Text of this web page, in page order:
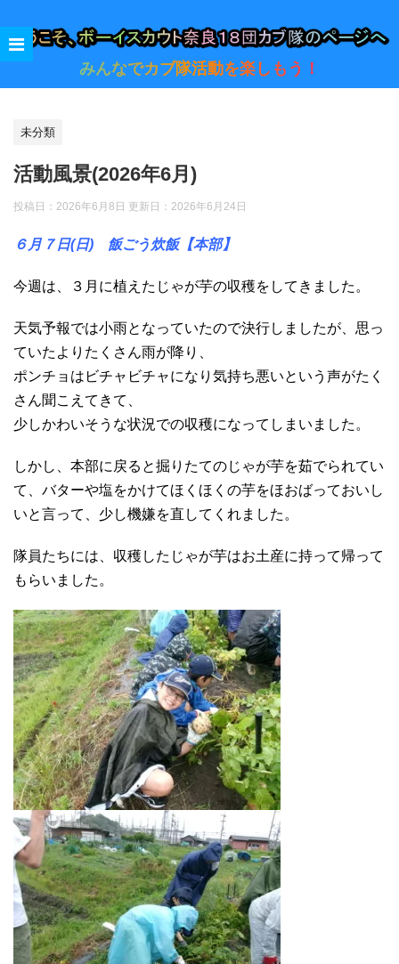
みんなでカブ隊活動を楽しもう！
未分類
活動風景(2026年6月)
投稿日：2026年6月8日 更新日： 2026年6月24日
６月７日(日) 飯ごう炊飯【本部】
今週は、３月に植えたじゃが芋の収穫をしてきました。
天気予報では小雨となっていたので決行しましたが、思っ
ていたよりたくさん雨が降り、
ポンチョはビチャビチャになり気持ち悪いという声がたく
さん聞こえてきて、
少しかわいそうな状況での収穫になってしまいました。
しかし、本部に戻ると掘りたてのじゃが芋を茹でられてい
て、バターや塩をかけてほくほくの芋をほおばっておいし
いと言って、少し機嫌を直してくれました。
隊員たちには、収穫したじゃが芋はお土産に持って帰って
もらいました。